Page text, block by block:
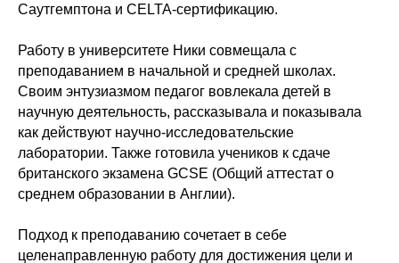
Саутгемптона и CELTA-сертификацию.
Работу в университете Ники совмещала с
преподаванием в начальной и средней школах.
Своим энтузиазмом педагог вовлекала детей в
научную деятельность, рассказывала и показывала
как действуют научно-исследовательские
лаборатории. Также готовила учеников к сдаче
британского экзамена GCSE (Общий аттестат о
среднем образовании в Англии).
Подход к преподаванию сочетает в себе
целенаправленную работу для достижения цели и